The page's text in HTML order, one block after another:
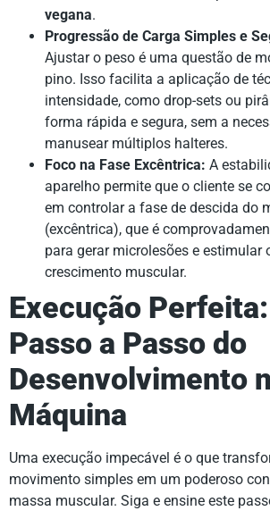
vegana.
Progressão de Carga Simples e
Ajustar o peso é uma questão de
pino. Isso facilita a aplicação de
intensidade, como drop-sets ou
forma rápida e segura, sem a
manusear múltiplos halteres.
Foco na Fase Excêntrica: A
aparelho permite que o cliente se
em controlar a fase de descida do
(excêntrica), que é
para gerar microlesões e estimular
crescimento muscular.
Execução Perfeita:
Passo a Passo do
Desenvolvimento
Máquina
Uma execução impecável é o que
movimento simples em um poderoso
massa muscular. Siga e ensine este